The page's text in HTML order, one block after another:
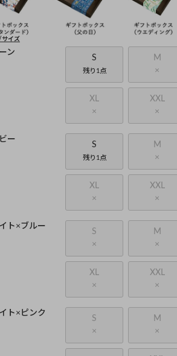
サイズ
ン
S
残り1点
M
×
XL
×
XXL
×
ー
S
残り1点
M
×
XL
×
XXL
×
ト×ブルー
S
×
M
×
XL
×
XXL
×
ト×ピンク
S
×
M
×